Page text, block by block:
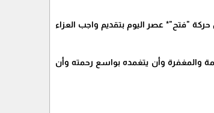
"فتح"* عصر اليوم بتقديم واجب العزاء
والمغفرة وأن يتغمده بواسع رحمته وأن